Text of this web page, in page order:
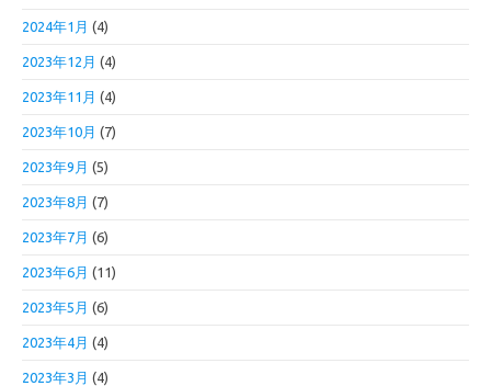
2024年1月 (4)
2023年12月 (4)
2023年11月 (4)
2023年10月 (7)
2023年9月 (5)
2023年8月 (7)
2023年7月 (6)
2023年6月 (11)
2023年5月 (6)
2023年4月 (4)
2023年3月 (4)